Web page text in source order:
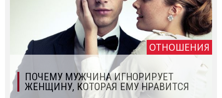
ОТНОШЕНИЯ
ПОЧЕМУ МУЖЧИНА ИГНОРИРУЕТ
ЖЕНЩИНУ, КОТОРАЯ ЕМУ НРАВИТСЯ